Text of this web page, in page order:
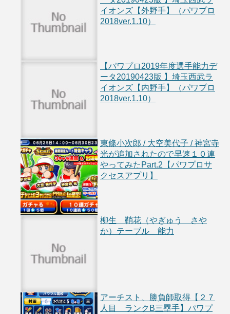
イオンズ【外野手】（パワプロ
2018ver.1.10）
【パワプロ2019年度選手能力デ
ータ20190423版 】埼玉西武ラ
イオンズ【内野手】（パワプロ
2018ver.1.10）
東條小次郎 / 大空美代子 / 神宮寺
光が追加されたので早速１０連
やってみたPart.2【パワプロサ
クセスアプリ】
柳生 鞘花（やぎゅう さや
か）テーブル 能力
アーチスト、勝負師取得【２７
人目 ランクB三塁手】パワプ